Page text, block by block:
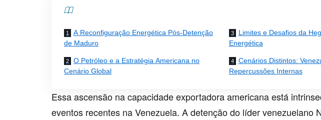
A Reconfiguração Energética Pós-Detenção
de Maduro
O Petróleo e a Estratégia Americana no
Cenário Global
Limites e Desafios da
Energética
Cenários Distintos:
Repercussões Internas
Essa ascensão na capacidade exportadora americana está
eventos recentes na Venezuela. A detenção do líder venezuelano